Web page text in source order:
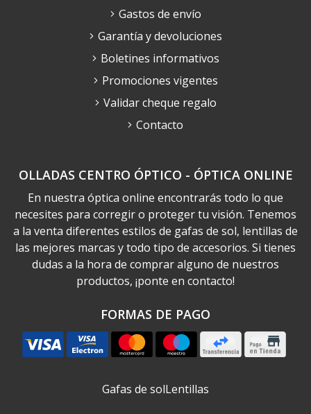
OLLADAS CENTRO ÓPTICO - ÓPTICA ONLINE
En nuestra óptica online encontrarás todo lo que
necesites para corregir o proteger tu visión. Tenemos
a la venta diferentes estilos de gafas de sol, lentillas de
las mejores marcas y todo tipo de accesorios. Si tienes
dudas a la hora de comprar alguno de nuestros
productos, ¡ponte en contacto!
FORMAS DE PAGO
Gastos de envío
Garantía y devoluciones
Boletines informativos
Promociones vigentes
Validar cheque regalo
Contacto
Gafas de solLentillas